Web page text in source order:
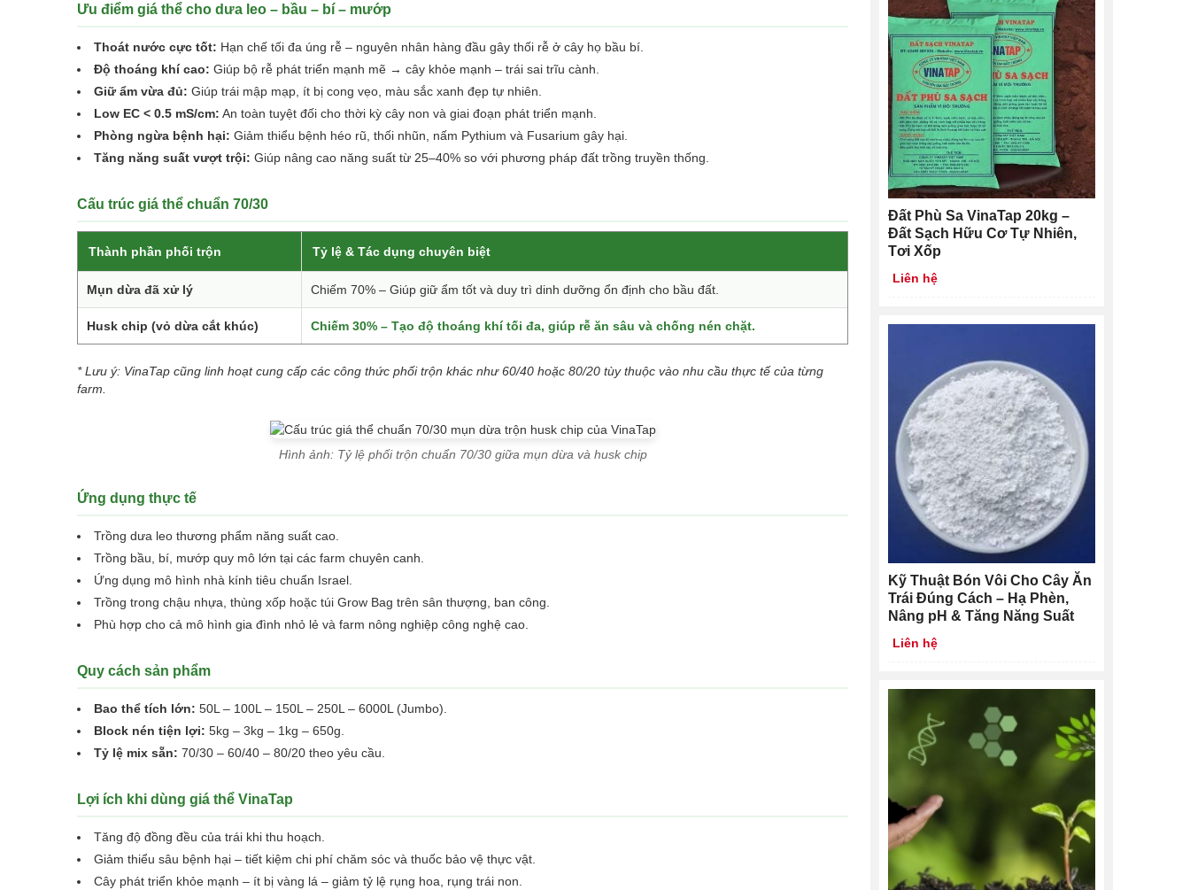
Ưu điểm giá thể cho dưa leo – bầu – bí – mướp
Thoát nước cực tốt: Hạn chế tối đa úng rễ – nguyên nhân hàng đầu gây thối rễ ở cây họ bầu bí.
Độ thoáng khí cao: Giúp bộ rễ phát triển mạnh mẽ → cây khỏe mạnh – trái sai trĩu cành.
Giữ ẩm vừa đủ: Giúp trái mập mạp, ít bị cong vẹo, màu sắc xanh đẹp tự nhiên.
Low EC < 0.5 mS/cm: An toàn tuyệt đối cho thời kỳ cây non và giai đoạn phát triển mạnh.
Phòng ngừa bệnh hại: Giảm thiểu bệnh héo rũ, thối nhũn, nấm Pythium và Fusarium gây hại.
Tăng năng suất vượt trội: Giúp nâng cao năng suất từ 25–40% so với phương pháp đất trồng truyền thống.
Cấu trúc giá thể chuẩn 70/30
Thành phần phối trộn Tỷ lệ & Tác dụng chuyên biệt
Mụn dừa đã xử lý Chiếm 70% – Giúp giữ ẩm tốt và duy trì dinh dưỡng ổn định cho bầu đất.
Husk chip (vỏ dừa cắt khúc) Chiếm 30% – Tạo độ thoáng khí tối đa, giúp rễ ăn sâu và chống nén chặt.
* Lưu ý: VinaTap cũng linh hoạt cung cấp các công thức phối trộn khác như 60/40 hoặc 80/20 tùy thuộc vào nhu cầu thực tế của từng
farm.
Hình ảnh: Tỷ lệ phối trộn chuẩn 70/30 giữa mụn dừa và husk chip
Ứng dụng thực tế
Trồng dưa leo thương phẩm năng suất cao.
Trồng bầu, bí, mướp quy mô lớn tại các farm chuyên canh.
Ứng dụng mô hình nhà kính tiêu chuẩn Israel.
Trồng trong chậu nhựa, thùng xốp hoặc túi Grow Bag trên sân thượng, ban công.
Phù hợp cho cả mô hình gia đình nhỏ lẻ và farm nông nghiệp công nghệ cao.
Quy cách sản phẩm
Bao thể tích lớn: 50L – 100L – 150L – 250L – 6000L (Jumbo).
Block nén tiện lợi: 5kg – 3kg – 1kg – 650g.
Tỷ lệ mix sẵn: 70/30 – 60/40 – 80/20 theo yêu cầu.
Lợi ích khi dùng giá thể VinaTap
Tăng độ đồng đều của trái khi thu hoạch.
Giảm thiểu sâu bệnh hại – tiết kiệm chi phí chăm sóc và thuốc bảo vệ thực vật.
Cây phát triển khỏe mạnh – ít bị vàng lá – giảm tỷ lệ rụng hoa, rụng trái non.
Đất Phù Sa VinaTap 20kg –
Đất Sạch Hữu Cơ Tự Nhiên,
Tơi Xốp
Liên hệ
Kỹ Thuật Bón Vôi Cho Cây Ăn
Trái Đúng Cách – Hạ Phèn,
Nâng pH & Tăng Năng Suất
Liên hệ